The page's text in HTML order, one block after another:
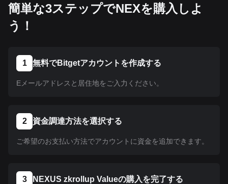
って購入できます。Bitgetで上場されているすべて
簡単な3ステップでNEXを購入しよ
う！
1 無料でBitgetアカウントを作成する
Eメールアドレスと居住地をご入力ください。
2 資金調達方法を選択する
ご希望のお支払い方法でアカウントに資金を追加できます。
3 NEXUS zkrollup Valueの購入を完了する